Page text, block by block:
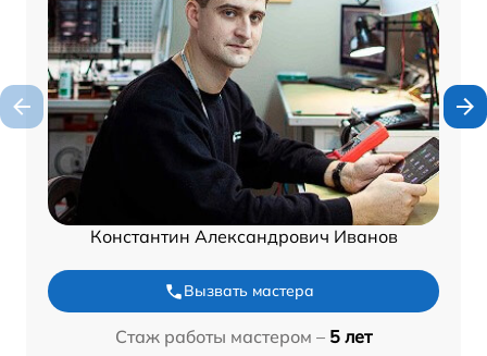
Константин Александрович Иванов
Вызвать мастера
Стаж работы мастером – 5 лет